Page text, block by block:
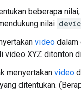
beberapa nilai,
nilai
video dalam
video XYZ ditonton
menyertakan video
ditentukan.